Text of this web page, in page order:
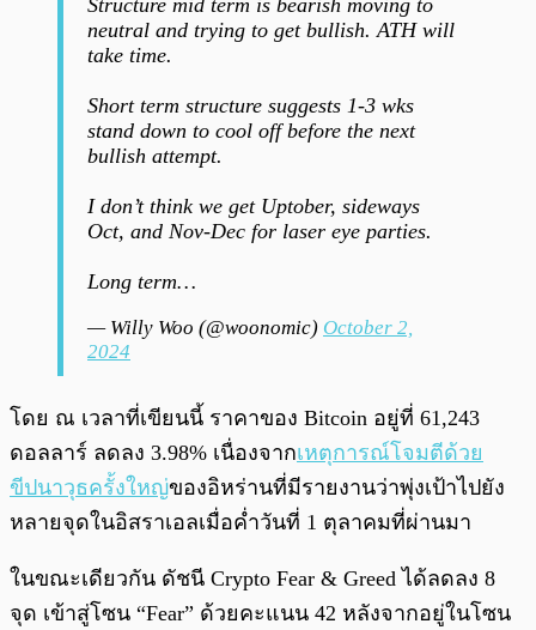
Structure mid term is bearish moving to
neutral and trying to get bullish. ATH will
take time.
Short term structure suggests 1-3 wks
stand down to cool off before the next
bullish attempt.
I don’t think we get Uptober, sideways
Oct, and Nov-Dec for laser eye parties.
Long term…
— Willy Woo (@woonomic) October 2,
2024
โดย ณ เวลาที่เขียนนี้ ราคาของ Bitcoin อยู่ที่ 61,243
ดอลลาร์ ลดลง 3.98% เนื่องจากเหตุการณ์โจมตีด้วย
ขีปนาวุธครั้งใหญ่ของอิหร่านที่มีรายงานว่าพุ่งเป้าไปยัง
หลายจุดในอิสราเอลเมื่อค่ำวันที่ 1 ตุลาคมที่ผ่านมา
ในขณะเดียวกัน ดัชนี Crypto Fear & Greed ได้ลดลง 8
จุด เข้าสู่โซน “Fear” ด้วยคะแนน 42 หลังจากอยู่ในโซน